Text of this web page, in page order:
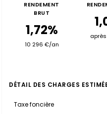
RENDEMENT
BRUT
1,72%
10 296 €/an
DÉTAIL DES CHARGES
Taxe foncière